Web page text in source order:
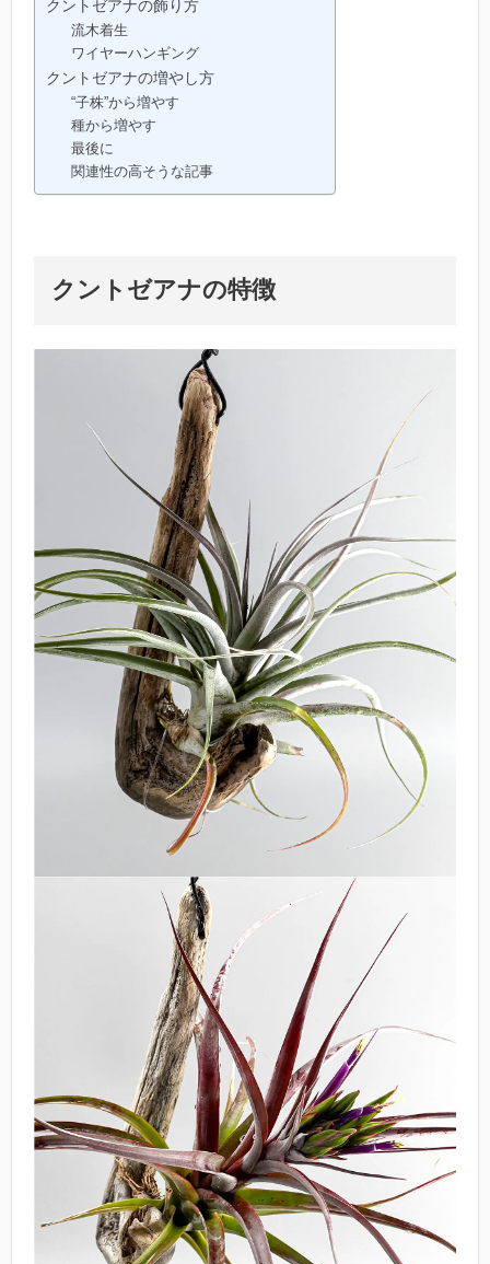
クントゼアナの飾り方
流木着生
ワイヤーハンギング
クントゼアナの増やし方
“子株”から増やす
種から増やす
最後に
関連性の高そうな記事
クントゼアナの特徴